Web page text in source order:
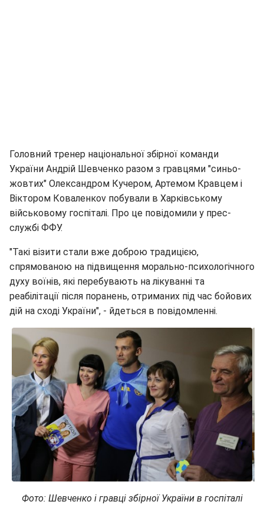
Головний тренер національної збірної команди
України Андрій Шевченко разом з гравцями "синьо-
жовтих" Олександром Кучером, Артемом Кравцем і
Віктором Коваленкоv побували в Харківському
військовому госпіталі. Про це повідомили у прес-
службі ФФУ.
"Такі візити стали вже доброю традицією,
спрямованою на підвищення морально-психологічного
духу воїнів, які перебувають на лікуванні та
реабілітації після поранень, отриманих під час бойових
дій на сході України", - йдеться в повідомленні.
Фото: Шевченко і гравці збірної України в госпіталі